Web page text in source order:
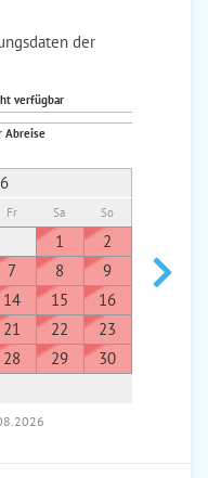
der
verfügbar
Abreise
Fr Sa So
1
2
7 8
9
14 15
16
21 22
23
28 29
30
7